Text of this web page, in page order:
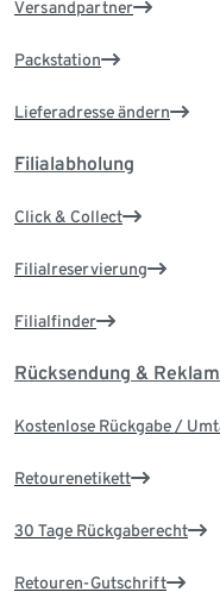
Versandpartner
Packstation
Lieferadresse ändern
Filialabholung
Click & Collect
Filialreservierung
Filialfinder
Rücksendung &
Kostenlose Rückgabe /
Retourenetikett
30 Tage Rückgaberecht
Retouren-Gutschrift